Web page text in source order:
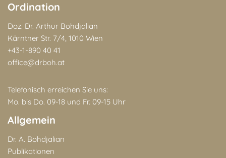
Ordination
Doz. Dr. Arthur Bohdjalian
Kärntner Str. 7/4, 1010 Wien
+43-1-890 40 41
office@drboh.at
Telefonisch erreichen Sie uns:
Mo. bis Do. 09-18 und Fr. 09-15 Uhr
Allgemein
Dr. A. Bohdjalian
Publikationen